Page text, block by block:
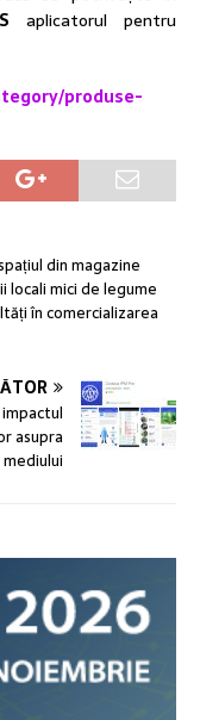
aplicatorul pentru
produse-
din magazine
mici de legume
în comercializarea
asupra
mediului